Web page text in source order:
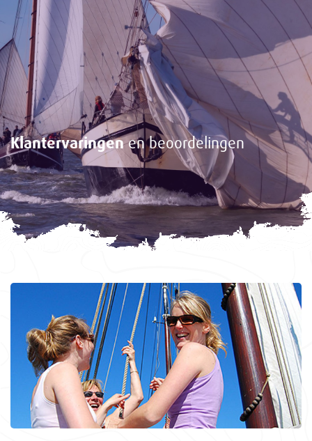
Klantervaringenen beoordelingen
9,6
Gasten
geven
ons een
3057
ervaringen